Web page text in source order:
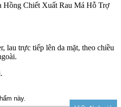
Hồng Chiết Xuất Rau Má Hỗ Trợ
lau trực tiếp lên da mặt, theo chiều
này.